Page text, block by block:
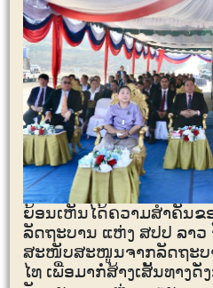
ຍ້ອນເຫັນໄດ້ຄວາມສຳຄັນຂ
ລັດຖະບານ ແຫ່ງ ສປປ ລາວ
ສະໜັບສະໜູນຈາກລັດຖະບ
ໄທ ເພື່ອມາກໍ່ສ້າງເສັ້ນທາງດັ່